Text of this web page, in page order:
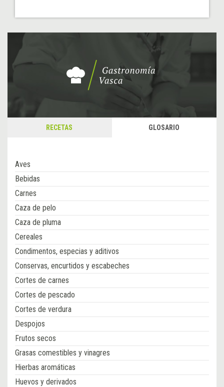
RECETAS GLOSARIO
Aves
Bebidas
Carnes
Caza de pelo
Caza de pluma
Cereales
Condimentos, especias y aditivos
Conservas, encurtidos y escabeches
Cortes de carnes
Cortes de pescado
Cortes de verdura
Despojos
Frutos secos
Grasas comestibles y vinagres
Hierbas aromáticas
Huevos y derivados